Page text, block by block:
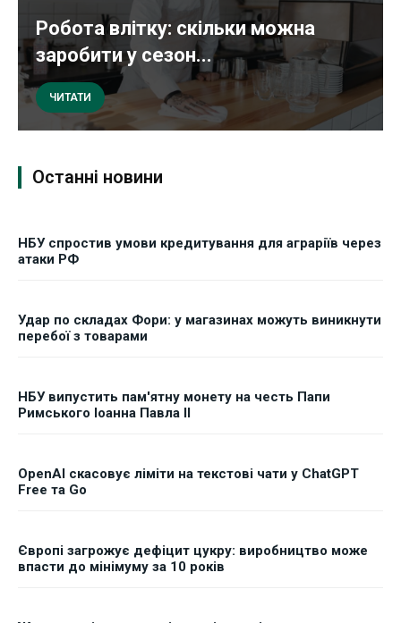
Робота влітку: скільки можна
заробити у сезон...
ЧИТАТИ
Останні новини
НБУ спростив умови кредитування для аграріїв через
атаки РФ
Удар по складах Фори: у магазинах можуть виникнути
перебої з товарами
НБУ випустить пам'ятну монету на честь Папи
Римського Іоанна Павла II
OpenAI скасовує ліміти на текстові чати у ChatGPT
Free та Go
Європі загрожує дефіцит цукру: виробництво може
впасти до мінімуму за 10 років